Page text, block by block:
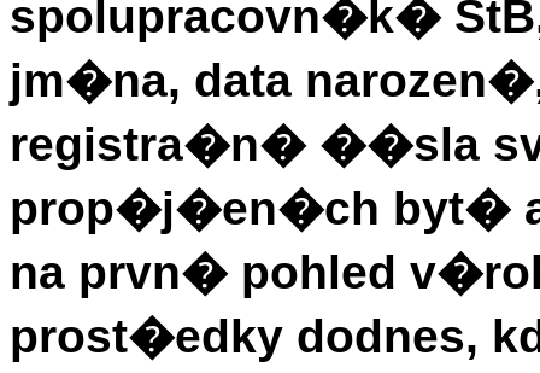
spolupracovn�k�
jm�na, data
registra�n� ��sla
prop�j�en�ch byt�
na prvn� pohled
prost�edky dodnes,